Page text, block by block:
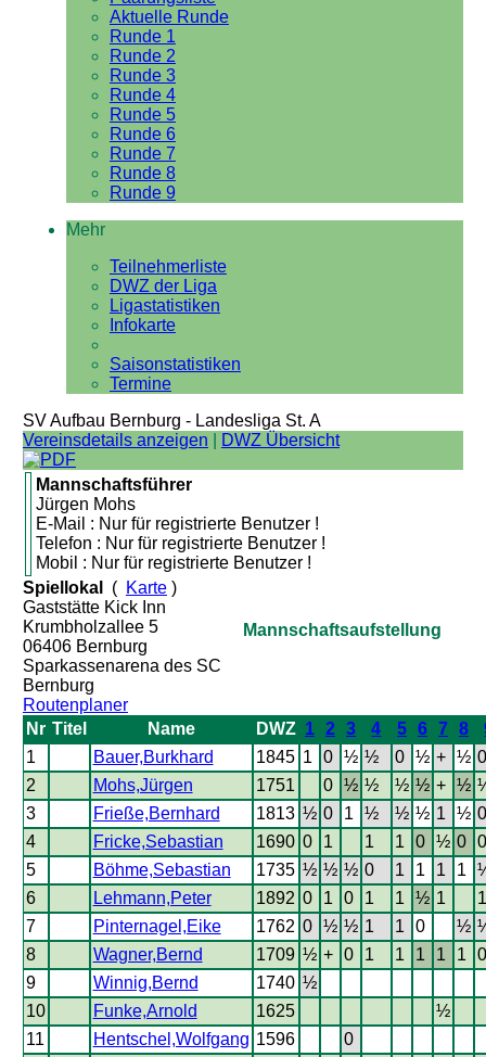
Aktuelle Runde
Runde 1
Runde 2
Runde 3
Runde 4
Runde 5
Runde 6
Runde 7
Runde 8
Runde 9
Mehr
Teilnehmerliste
DWZ der Liga
Ligastatistiken
Infokarte
Saisonstatistiken
Termine
SV Aufbau Bernburg - Landesliga St. A
Vereinsdetails anzeigen
DWZ Übersicht
Mannschaftsführer
Jürgen Mohs
E-Mail : Nur für registrierte Benutzer !
Telefon : Nur für registrierte Benutzer !
Mobil : Nur für registrierte Benutzer !
Spiellokal
( Karte)
Gaststätte Kick Inn
Krumbholzallee 5
06406 Bernburg
Sparkassenarena des SC
Bernburg
Routenplaner
Mannschaftsaufstellung
Nr Titel Name DWZ 1 2 3 4 5 6 7 8
1
Bauer,Burkhard 1845 1 0 ½ ½ 0 ½ + ½ 0
2
Mohs,Jürgen 1751 0 ½ ½ ½ ½ + ½
3
Frieße,Bernhard 1813 ½ 0 1 ½ ½ ½ 1 ½ 0
4
Fricke,Sebastian 1690 0 1 1 1 0 ½ 0
0
5
Böhme,Sebastian 1735 ½ ½ ½ 0 1 1 1 1
6
Lehmann,Peter 1892 0 1 0 1 1 ½ 1
1
7
Pinternagel,Eike 1762 0 ½ ½ 1 1 0 ½
8
Wagner,Bernd 1709 ½ + 0 1 1 1 1 1
0
9
Winnig,Bernd 1740 ½
10
Funke,Arnold 1625
½
11
Hentschel,Wolfgang 1596 0